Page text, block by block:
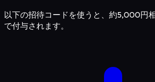
以下の招待コードを使うと、約5,000円
で付与されます。